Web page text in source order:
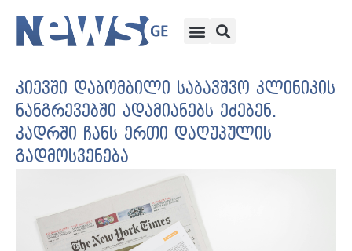
კიევში დაბომბილი საბავშვო კლინიკის
ნანგრევებში ადამიანებს ეძებენ.
კადრში ჩანს ერთი დაღუპულის
გადმოსვენება